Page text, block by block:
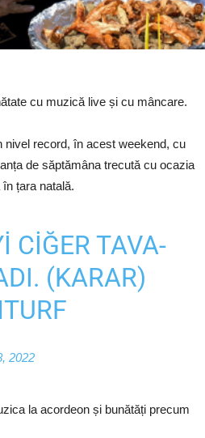
cu muzică live și cu mâncare.
nivel record, în acest weekend, cu
de săptămâna trecută cu ocazia
țara natală.
CIĞER TAVA-
(KARAR)
2022
la acordeon și bunătăți precum